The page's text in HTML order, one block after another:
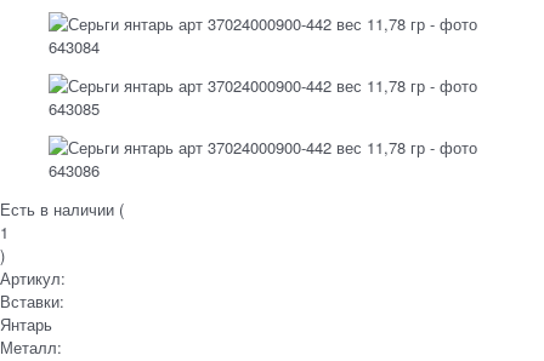
Есть в наличии (
1
)
Артикул:
Вставки:
Янтарь
Металл: